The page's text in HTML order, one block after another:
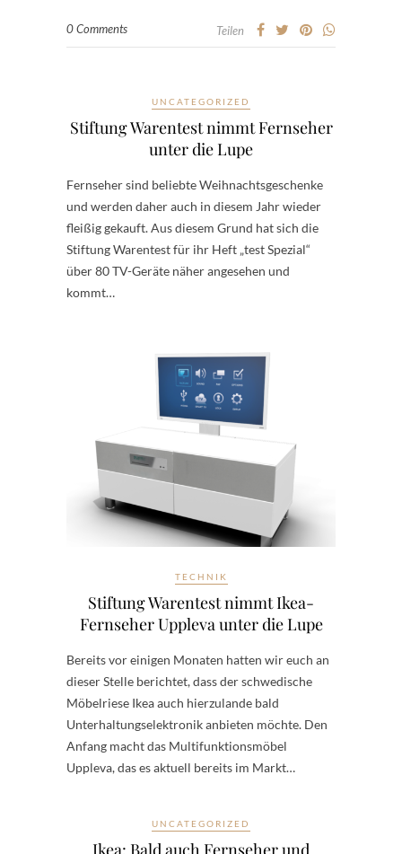
0 Comments Teilen
UNCATEGORIZED
Stiftung Warentest nimmt Fernseher
unter die Lupe
Fernseher sind beliebte Weihnachtsgeschenke
und werden daher auch in diesem Jahr wieder
fleißig gekauft. Aus diesem Grund hat sich die
Stiftung Warentest für ihr Heft „test Spezial“
über 80 TV-Geräte näher angesehen und
kommt…
TECHNIK
Stiftung Warentest nimmt Ikea-
Fernseher Uppleva unter die Lupe
Bereits vor einigen Monaten hatten wir euch an
dieser Stelle berichtet, dass der schwedische
Möbelriese Ikea auch hierzulande bald
Unterhaltungselektronik anbieten möchte. Den
Anfang macht das Multifunktionsmöbel
Uppleva, das es aktuell bereits im Markt…
UNCATEGORIZED
Ikea: Bald auch Fernseher und